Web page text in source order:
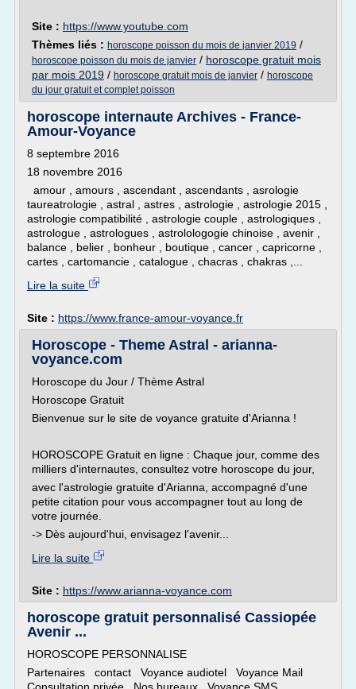
Site : https://www.youtube.com
Thèmes liés : horoscope poisson du mois de janvier 2019 /
horoscope poisson du mois de janvier / horoscope gratuit mois
par mois 2019 / horoscope gratuit mois de janvier / horoscope
du jour gratuit et complet poisson
horoscope internaute Archives - France-
Amour-Voyance
8 septembre 2016
18 novembre 2016
amour , amours , ascendant , ascendants , asrologie
taureatrologie , astral , astres , astrologie , astrologie 2015 ,
astrologie compatibilité , astrologie couple , astrologiques ,
astrologue , astrologues , astrolologogie chinoise , avenir ,
balance , belier , bonheur , boutique , cancer , capricorne ,
cartes , cartomancie , catalogue , chacras , chakras ,...
Lire la suite
Site : https://www.france-amour-voyance.fr
Horoscope - Theme Astral - arianna-
voyance.com
Horoscope du Jour / Thème Astral
Horoscope Gratuit
Bienvenue sur le site de voyance gratuite d'Arianna !
HOROSCOPE Gratuit en ligne : Chaque jour, comme des
milliers d'internautes, consultez votre horoscope du jour,
avec l'astrologie gratuite d'Arianna, accompagné d'une
petite citation pour vous accompagner tout au long de
votre journée.
-> Dès aujourd'hui, envisagez l'avenir...
Lire la suite
Site : https://www.arianna-voyance.com
horoscope gratuit personnalisé Cassiopée
Avenir ...
HOROSCOPE PERSONNALISE
Partenaires contact Voyance audiotel Voyance Mail